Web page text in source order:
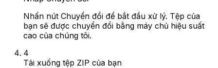
Nhấn nút Chuyển đổi để bắt đầu xử lý. Tệp của
bạn sẽ được chuyển đổi bằng máy chủ hiệu suất
cao của chúng tôi.
4
Tải xuống tệp ZIP của bạn